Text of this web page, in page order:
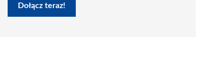
Dołącz teraz!